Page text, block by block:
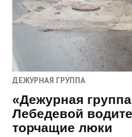
ДЕЖУРНАЯ ГРУППА
«Дежурная
Лебедевой
торчащие люки